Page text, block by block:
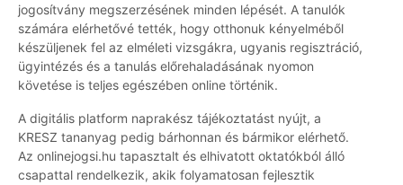
jogosítvány megszerzésének minden lépését. A tanulók
számára elérhetővé tették, hogy otthonuk kényelméből
készüljenek fel az elméleti vizsgákra, ugyanis regisztráció,
ügyintézés és a tanulás előrehaladásának nyomon
követése is teljes egészében online történik.
A digitális platform naprakész tájékoztatást nyújt, a
KRESZ tananyag pedig bárhonnan és bármikor elérhető.
Az onlinejogsi.hu tapasztalt és elhivatott oktatókból álló
csapattal rendelkezik, akik folyamatosan fejlesztik